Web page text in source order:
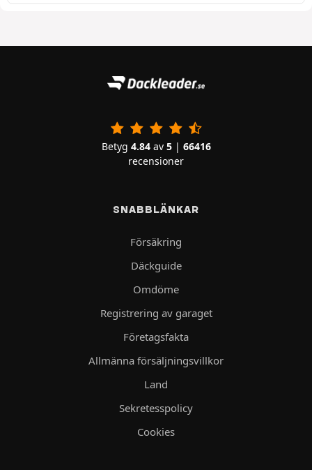
Betyg 4.84av 5| 66416
recensioner
SNABBLÄNKAR
Försäkring
Däckguide
Omdöme
Registrering av garaget
Företagsfakta
Allmänna försäljningsvillkor
Land
Sekretesspolicy
Cookies